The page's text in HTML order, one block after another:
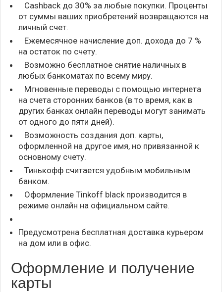
Cashback до 30% за любые покупки. Проценты
от суммы ваших приобретений возвращаются на
личный счет.
Ежемесячное начисление доп. дохода до 7 %
на остаток по счету.
Возможно бесплатное снятие наличных в
любых банкоматах по всему миру.
Мгновенные переводы с помощью интернета
на счета сторонних банков (в то время, как в
других банках онлайн переводы могут занимать
от одного до пяти дней).
Возможность создания доп. карты,
оформленной на другое имя, но привязанной к
основному счету.
Тинькофф считается удобным мобильным
банком.
Оформление Tinkoff black производится в
режиме онлайн на официальном сайте.
Предусмотрена бесплатная доставка курьером
на дом или в офис.
Оформление и получение
карты